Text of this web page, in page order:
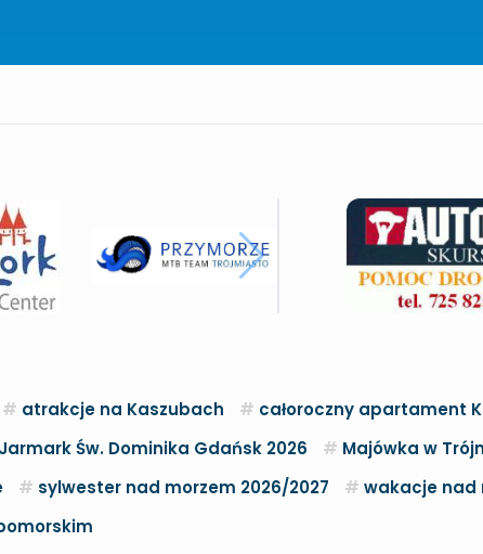
atrakcje na Kaszubach
całoroczny apartament
Jarmark Św. Dominika Gdańsk 2026
Majówka w
sylwester nad morzem 2026/2027
wakacje nad